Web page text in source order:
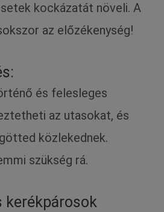
kockázatát növeli. A
az előzékenység!
és felesleges
az utasokat, és
közlekednek.
szükség rá.
kerékpárosok